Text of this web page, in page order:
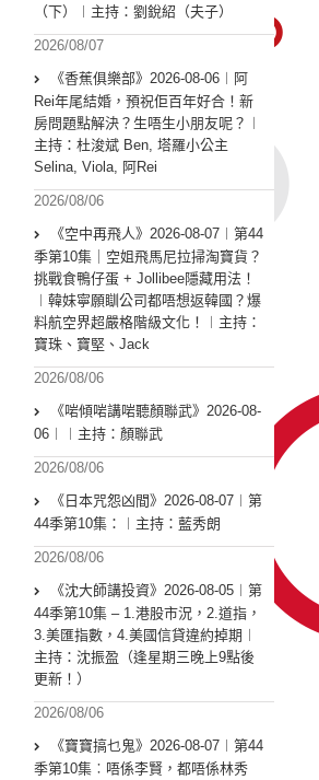
（下）︱主持：劉銳紹（夫子）
2026/08/07
《香蕉俱樂部》2026-08-06︱阿
Rei年尾結婚，預祝佢百年好合！新
房問題點解決？生唔生小朋友呢？︱
主持：杜浚斌 Ben, 塔羅小公主
Selina, Viola, 阿Rei
2026/08/06
《空中再飛人》2026-08-07︱第44
季第10集｜空姐飛馬尼拉掃淘寶貨？
挑戰食鴨仔蛋 + Jollibee隱藏用法！
︱韓妹寧願瞓公司都唔想返韓國？爆
料航空界超嚴格階級文化！︱主持：
寶珠、寶堅、Jack
2026/08/06
《啱傾啱講啱聽顏聯武》2026-08-
06︱︱主持：顏聯武
2026/08/06
《日本咒怨凶間》2026-08-07︱第
44季第10集：︱主持：藍秀朗
2026/08/06
《沈大師講投資》2026-08-05︱第
44季第10集 – 1.港股市況，2.道指，
3.美匯指數，4.美國信貸違約掉期︱
主持：沈振盈（逢星期三晚上9點後
更新！）
2026/08/06
《寶寶搞乜鬼》2026-08-07︱第44
季第10集︰唔係李賢，都唔係林秀